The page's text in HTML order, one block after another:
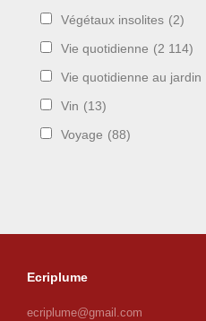
Végétaux insolites (2)
Vie quotidienne (2 114)
Vie quotidienne au jardin
Vin (13)
Voyage (88)
Ecriplume
ecriplume@gmail.com